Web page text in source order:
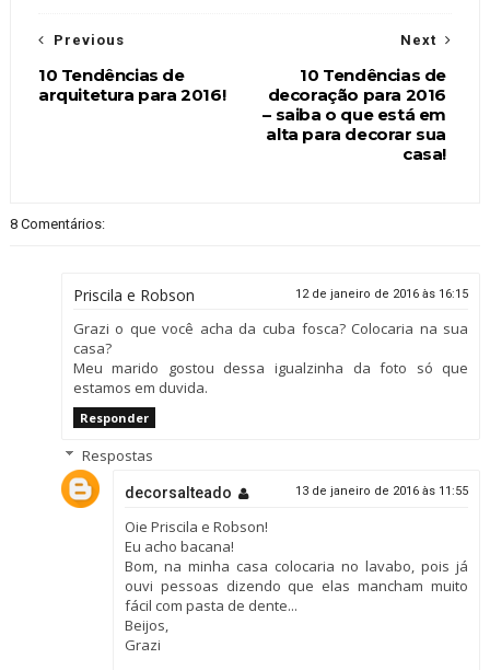
Next
10 Tendências de
decoração para 2016
– saiba o que está em
alta para decorar sua
casa!
Previous
10 Tendências de
arquitetura para 2016!
8 Comentários:
Priscila e Robson 12 de janeiro de 2016 às 16:15
Grazi o que você acha da cuba fosca? Colocaria na sua
casa?
Meu marido gostou dessa igualzinha da foto só que
estamos em duvida.
Responder
Respostas
decorsalteado 13 de janeiro de 2016 às 11:55
Oie Priscila e Robson!
Eu acho bacana!
Bom, na minha casa colocaria no lavabo, pois já
ouvi pessoas dizendo que elas mancham muito
fácil com pasta de dente...
Beijos,
Grazi